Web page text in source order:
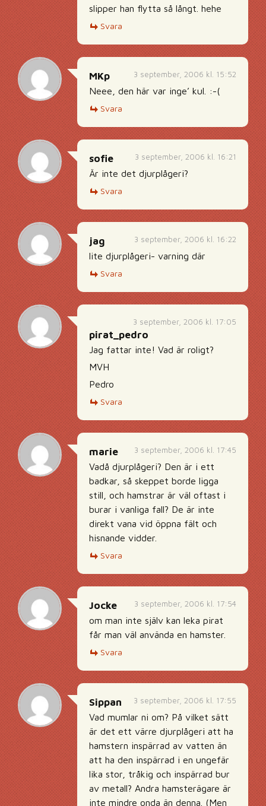
slipper han flytta så långt. hehe
Svara
3 september, 2006 kl. 15:52
MKp
Neee, den här var inge’ kul. :-(
Svara
3 september, 2006 kl. 16:21
sofie
Är inte det djurplågeri?
Svara
3 september, 2006 kl. 16:22
jag
lite djurplågeri- varning där
Svara
3 september, 2006 kl. 17:05
pirat_pedro
Jag fattar inte! Vad är roligt?
MVH
Pedro
Svara
3 september, 2006 kl. 17:45
marie
Vadå djurplågeri? Den är i ett
badkar, så skeppet borde ligga
still, och hamstrar är väl oftast i
burar i vanliga fall? De är inte
direkt vana vid öppna fält och
hisnande vidder.
Svara
3 september, 2006 kl. 17:54
Jocke
om man inte själv kan leka pirat
får man väl använda en hamster.
Svara
3 september, 2006 kl. 17:55
Sippan
Vad mumlar ni om? På vilket sätt
är det ett värre djurplågeri att ha
hamstern inspärrad av vatten än
att ha den inspärrad i en ungefär
lika stor, tråkig och inspärrad bur
av metall? Andra hamsterägare är
inte mindre onda än denna. (Men